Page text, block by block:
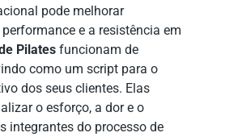
pode melhorar
e a resistência em
Pilates funcionam de
como um script para o
dos seus clientes. Elas
o esforço, a dor e o
integrantes do processo de